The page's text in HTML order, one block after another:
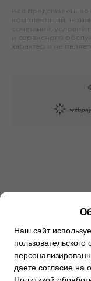
Вся
комплектаций,
сочетаний, условий
и сервисного
характер и не
Наш сайт
даете согласие на